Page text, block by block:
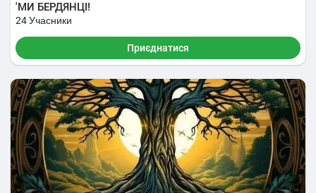
'МИ БЕРДЯНЦІ!
24 Учасники
Приєднатися